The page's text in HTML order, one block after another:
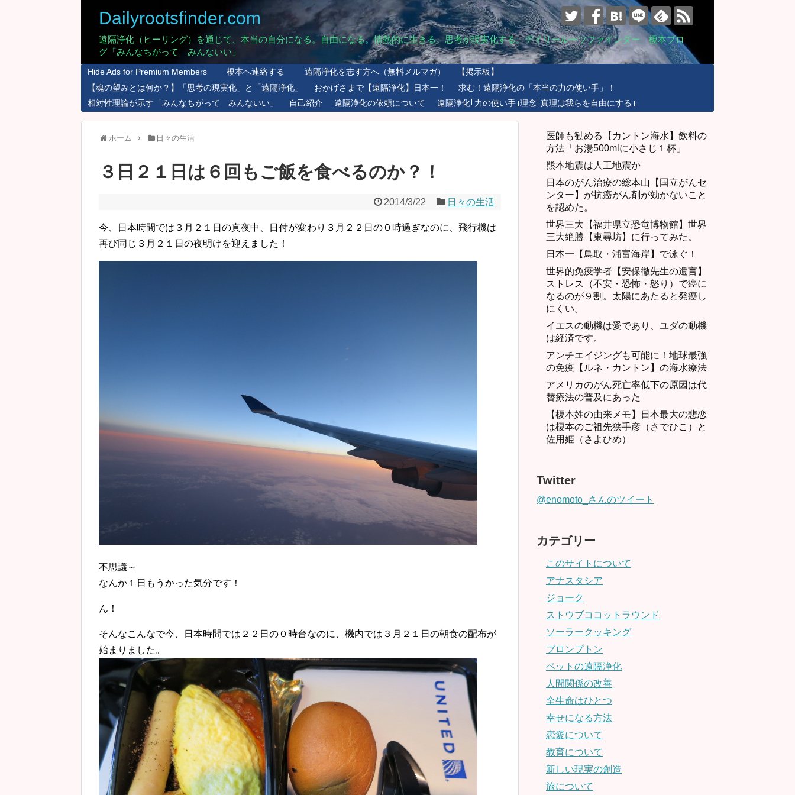
Dailyrootsfinder.com
遠隔浄化（ヒーリング）を通じて、本当の自分になる。自由になる。情熱的に生きる。思考が現実化する。デイリールーツファインダー 榎本ブロ
グ「みんなちがって みんないい」
Hide Ads for Premium Members 榎本へ連絡する 遠隔浄化を志す方へ（無料メルマガ）
【掲示板】
【魂の望みとは何か？】「思考の現実化」と「遠隔浄化」
おかげさまで【遠隔浄化】日本一！
求む！遠隔浄化の「本当の力の使い手」！
相対性理論が示す「みんなちがって みんないい」
自己紹介 遠隔浄化の依頼について 遠隔浄化｢力の使い手｣理念｢真理は我らを自由にする｣
ホーム 日々の生活
３日２１日は６回もご飯を食べるのか？！
2014/3/22 日々の生活
今、日本時間では３月２１日の真夜中、日付が変わり３月２２日の０時過ぎなのに、飛行機は
再び同じ３月２１日の夜明けを迎えました！
不思議～
なんか１日もうかった気分です！
ん！
そんなこんなで今、日本時間では２２日の０時台なのに、機内では３月２１日の朝食の配布が
始まりました。
医師も勧める【カントン海水】飲料の
方法「お湯500mlに小さじ１杯」
熊本地震は人工地震か
日本のがん治療の総本山【国立がんセ
ンター】が抗癌がん剤が効かないこと
を認めた。
世界三大【福井県立恐竜博物館】世界
三大絶勝【東尋坊】に行ってみた。
日本一【鳥取・浦富海岸】で泳ぐ！
世界的免疫学者【安保徹先生の遺言】
ストレス（不安・恐怖・怒り）で癌に
なるのが９割。太陽にあたると発癌し
にくい。
イエスの動機は愛であり、ユダの動機
は経済です。
アンチエイジングも可能に！地球最強
の免疫【ルネ・カントン】の海水療法
アメリカのがん死亡率低下の原因は代
替療法の普及にあった
【榎本姓の由来メモ】日本最大の悲恋
は榎本のご祖先狭手彦（さでひこ）と
佐用姫（さよひめ）
Twitter
@enomoto_さんのツイート
カテゴリー
このサイトについて
アナスタシア
ジョーク
ストウブココットラウンド
ソーラークッキング
ブロンプトン
ペットの遠隔浄化
人間関係の改善
全生命はひとつ
幸せになる方法
恋愛について
教育について
新しい現実の創造
旅について